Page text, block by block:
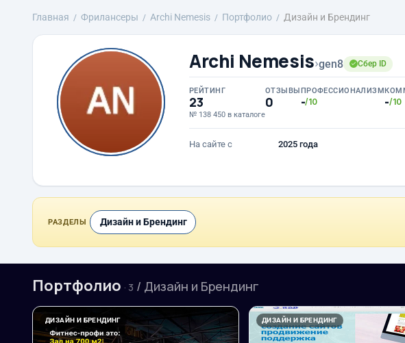
Главная Фрилансеры Archi Nemesis Портфолио Дизайн и Брендинг
Archi Nemesis›gen8 Сбер ID
РЕЙТИНГ
23
№ 138 450 в каталоге
ОТЗЫВЫ
0
ПРОФЕССИОНАЛИЗМ
-/10 -/10
На сайте с 2025 года
РАЗДЕЛЫ Дизайн и Брендинг
Портфолио · 3 / Дизайн и Брендинг
ДИЗАЙН И БРЕНДИНГ ДИЗАЙН И БРЕНДИНГ